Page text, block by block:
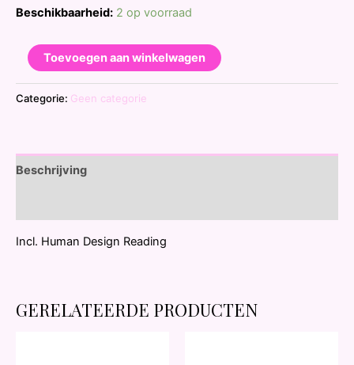
Beschikbaarheid: 2 op voorraad
Toevoegen aan winkelwagen
Categorie: Geen categorie
Beschrijving
Incl. Human Design Reading
GERELATEERDE PRODUCTEN